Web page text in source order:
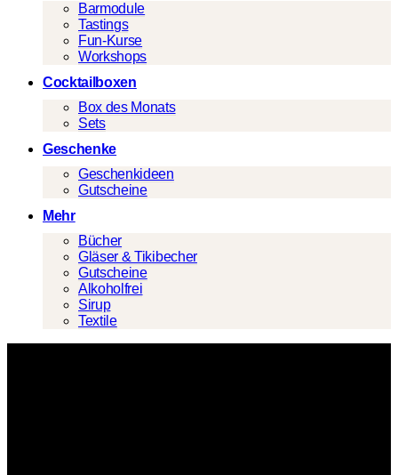
Barmodule
Tastings
Fun-Kurse
Workshops
Cocktailboxen
Box des Monats
Sets
Geschenke
Geschenkideen
Gutscheine
Mehr
Bücher
Gläser & Tikibecher
Gutscheine
Alkoholfrei
Sirup
Textile